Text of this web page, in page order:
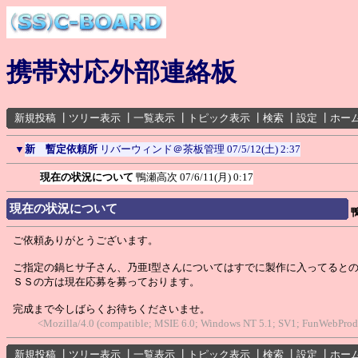
携帯対応外部連絡板
新規投稿 ツリー表示 一覧表示 トピック表示 検索 設定 ホー
▼ 新 暫定依頼所 リバーウィンド＠茶板管理 07/5/12(土) 2:37
現在の状況について 鴨瀬高次 07/6/11(月) 0:17
現在の状況について
ご依頼ありがとうございます。
ご指定の鍋ヒサ子さん、乃亜I型さんについてはすでに製作に入ってると
ＳＳの方は現在応募を募っております。
完成まで今しばらくお待ちくださいませ。
<Mozilla/4.0 (compatible; MSIE 6.0; Windows NT 5.1; SV1;
新規投稿 ツリー表示 一覧表示 トピック表示 検索 設定 ホー